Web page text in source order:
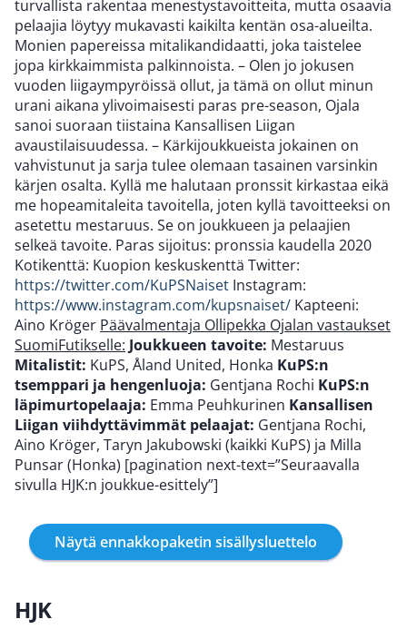
turvallista rakentaa menestystavoitteita, mutta osaavia
pelaajia löytyy mukavasti kaikilta kentän osa-alueilta.
Monien papereissa mitalikandidaatti, joka taistelee
jopa kirkkaimmista palkinnoista. – Olen jo jokusen
vuoden liigaympyröissä ollut, ja tämä on ollut minun
urani aikana ylivoimaisesti paras pre-season, Ojala
sanoi suoraan tiistaina Kansallisen Liigan
avaustilaisuudessa. – Kärkijoukkueista jokainen on
vahvistunut ja sarja tulee olemaan tasainen varsinkin
kärjen osalta. Kyllä me halutaan pronssit kirkastaa eikä
me hopeamitaleita tavoitella, joten kyllä tavoitteeksi on
asetettu mestaruus. Se on joukkueen ja pelaajien
selkeä tavoite. Paras sijoitus: pronssia kaudella 2020
Kotikenttä: Kuopion keskuskenttä Twitter:
https://twitter.com/KuPSNaiset Instagram:
https://www.instagram.com/kupsnaiset/ Kapteeni:
Aino Kröger Päävalmentaja Ollipekka Ojalan vastaukset
SuomiFutikselle: Joukkueen tavoite: Mestaruus
Mitalistit: KuPS, Åland United, Honka KuPS:n
tsemppari ja hengenluoja: Gentjana Rochi KuPS:n
läpimurtopelaaja: Emma Peuhkurinen Kansallisen
Liigan viihdyttävimmät pelaajat: Gentjana Rochi,
Aino Kröger, Taryn Jakubowski (kaikki KuPS) ja Milla
Punsar (Honka) [pagination next-text=”Seuraavalla
sivulla HJK:n joukkue-esittely”]
Näytä ennakkopaketin sisällysluettelo
HJK